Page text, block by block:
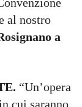
al nostro
a
“Un’opera
cui saranno